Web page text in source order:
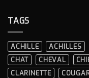
TAGS
ACHILLE ACHILLES
CHAT
CHEVAL
CLARINETTE